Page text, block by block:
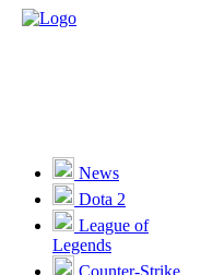
News
Dota 2
League of
Legends
Counter-Strike